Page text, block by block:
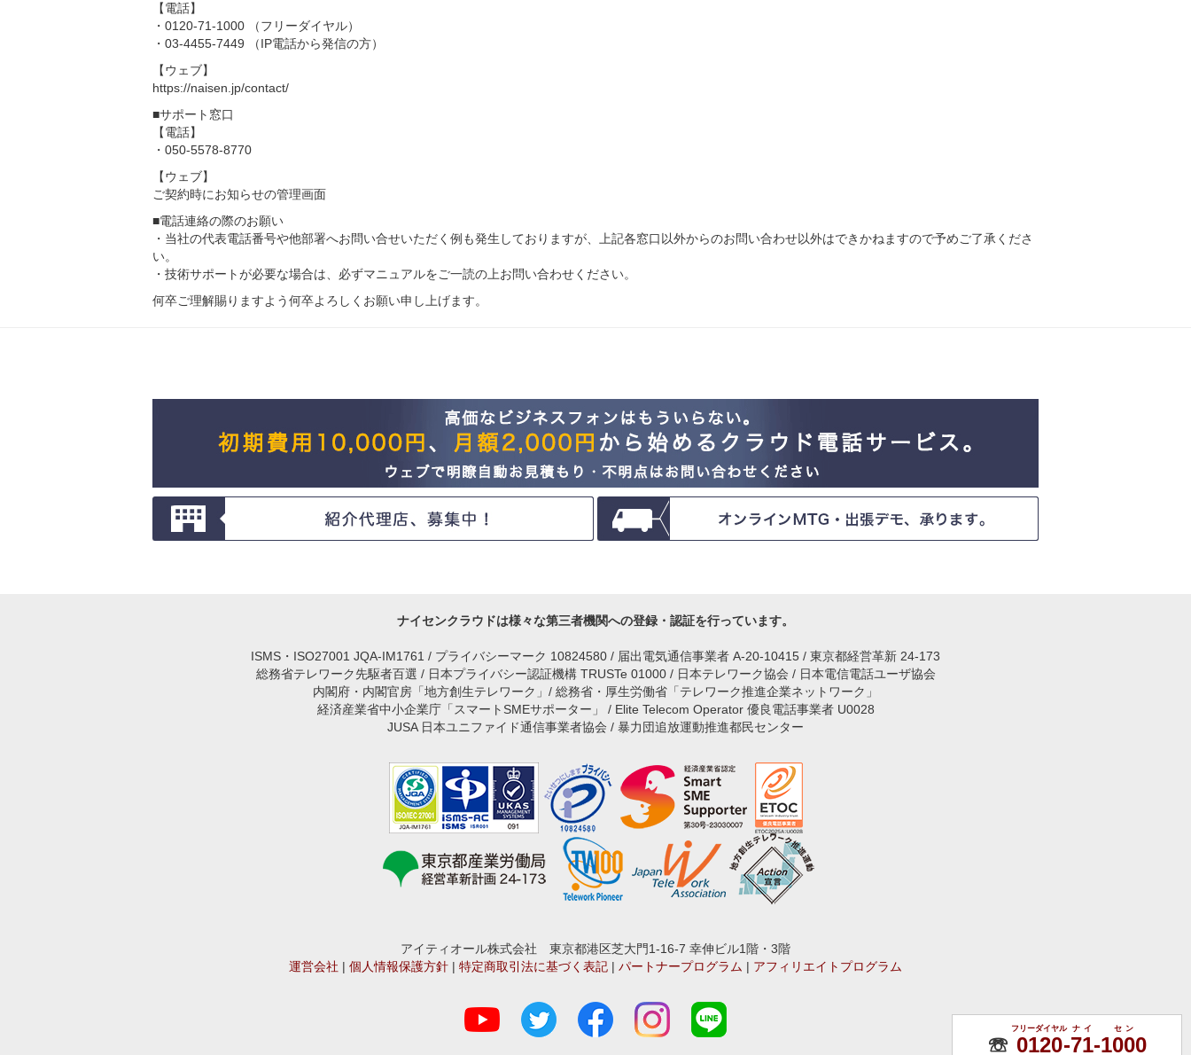
【電話】
・0120-71-1000 （フリーダイヤル）
・03-4455-7449 （IP電話から発信の方）
【ウェブ】
https://naisen.jp/contact/
■サポート窓口
【電話】
・050-5578-8770
【ウェブ】
ご契約時にお知らせの管理画面
■電話連絡の際のお願い
・当社の代表電話番号や他部署へお問い合せいただく例も発生しておりますが、上記各窓口以外からのお問い合わせ以外はできかねますので予めご了承くださ
い。
・技術サポートが必要な場合は、必ずマニュアルをご一読の上お問い合わせください。
何卒ご理解賜りますよう何卒よろしくお願い申し上げます。
ナイセンクラウドは様々な第三者機関への登録・認証を行っています。
ISMS・ISO27001 JQA-IM1761 / プライバシーマーク 10824580 / 届出電気通信事業者 A-20-10415 / 東京都経営革新 24-173
総務省テレワーク先駆者百選 / 日本プライバシー認証機構 TRUSTe 01000 / 日本テレワーク協会 / 日本電信電話ユーザ協会
内閣府・内閣官房「地方創生テレワーク」/ 総務省・厚生労働省「テレワーク推進企業ネットワーク」
経済産業省中小企業庁「スマートSMEサポーター」 / Elite Telecom Operator 優良電話事業者 U0028
JUSA 日本ユニファイド通信事業者協会 / 暴力団追放運動推進都民センター
アイティオール株式会社 東京都港区芝大門1-16-7 幸伸ビル1階・3階
運営会社 | 個人情報保護方針 | 特定商取引法に基づく表記 | パートナープログラム | アフィリエイトプログラム
☏ 0120
フリーダイヤル
-71
ナイ
-1000
セン